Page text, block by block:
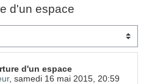
d'un espace
d'un espace
, samedi 16 mai 2015, 20:59
: 0